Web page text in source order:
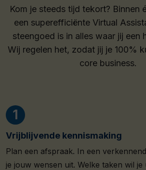
Kom je steeds tijd tekort? Binnen
een superefficiënte Virtual
steengoed is in alles waar jij een
Wij regelen het, zodat jij je 100%
core business.
Vrijblijvende kennismaking
Plan een afspraak. In een
je jouw wensen uit. Welke taken wil je